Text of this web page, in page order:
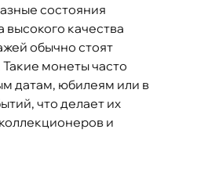
состояния
высокого качества
обычно стоят
монеты часто
датам, юбилеям или в
что делает их
и